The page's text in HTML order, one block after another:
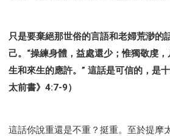
只是要棄絕那世俗的言語和老婦荒渺的
己。“操練身體，益處還少；惟獨敬虔
生和來生的應許。” 這話是可信的，是
太前書》4:7-9）
這話你說重還是不重？挺重。至於提摩